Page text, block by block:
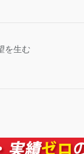
を生む